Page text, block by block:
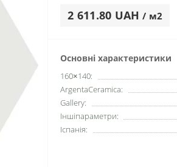
2 611.80 UAH / м2
Основні характеристики
160×140:
ArgentaCeramica:
Gallery:
Іншіпараметри:
Іспанія: